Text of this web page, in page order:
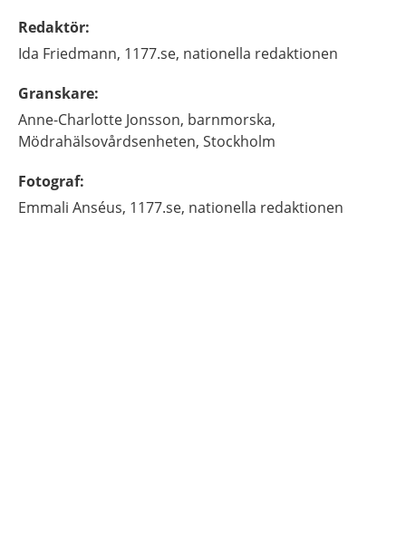
Redaktör:
Ida Friedmann, 1177.se, nationella redaktionen
Granskare:
Anne-Charlotte Jonsson, barnmorska,
Mödrahälsovårdsenheten, Stockholm
Fotograf:
Emmali Anséus, 1177.se, nationella redaktionen